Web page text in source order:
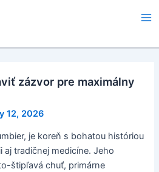
zázvor pre maximálny
12, 2026
je koreň s bohatou históriou
tradičnej medicíne. Jeho
štipľavá chuť, primárne